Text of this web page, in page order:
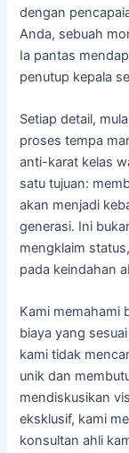
dengan
Anda, sebuah
Ia pantas
penutup kepala
Setiap detail,
proses tempa
anti-karat kelas
satu tujuan:
akan menjadi
generasi. Ini
mengklaim
pada keindahan
Kami memahami
biaya yang
kami tidak
unik dan
mendiskusikan
eksklusif, kami
konsultan ahli